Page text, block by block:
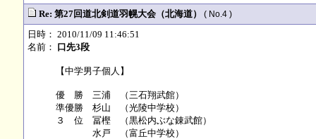
Re: 第27回道北剣道羽幌大会（北海道） ( No.4 )
日時： 2010/11/09 11:46:51
名前： 口先3段
【中学男子個人】
優 勝 三浦 （三石翔武館）
準優勝 杉山 （光陵中学校）
３ 位 冨樫 （黒松内ぶな錬武館）
水戸 （富丘中学校）